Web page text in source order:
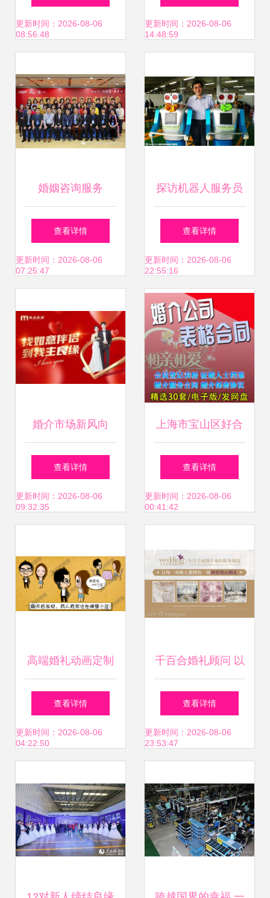
规？
更新时间：2026-08-06
08:56:48
完整叙事性文章）
更新时间：2026-08-06
14:48:59
婚姻咨询服务
从“牵线”到“续缘”的
转型之路
查看详情
更新时间：2026-08-06
07:25:47
探访机器人服务员
制造工厂 科技与情
感的奇妙交织
查看详情
更新时间：2026-08-06
22:55:16
婚介市场新风向
2024年婚姻介绍服
务全面解读
查看详情
更新时间：2026-08-06
09:32:35
上海市宝山区好合
婚姻介绍所 专业服
务系情缘，诚挚祝
查看详情
更新时间：2026-08-06
00:41:42
高端婚礼动画定制
纸片风格
查看详情
更新时间：2026-08-06
04:22:50
千百合婚礼顾问 以
专业之心，编织爱
的永恒篇章
查看详情
更新时间：2026-08-06
23:53:47